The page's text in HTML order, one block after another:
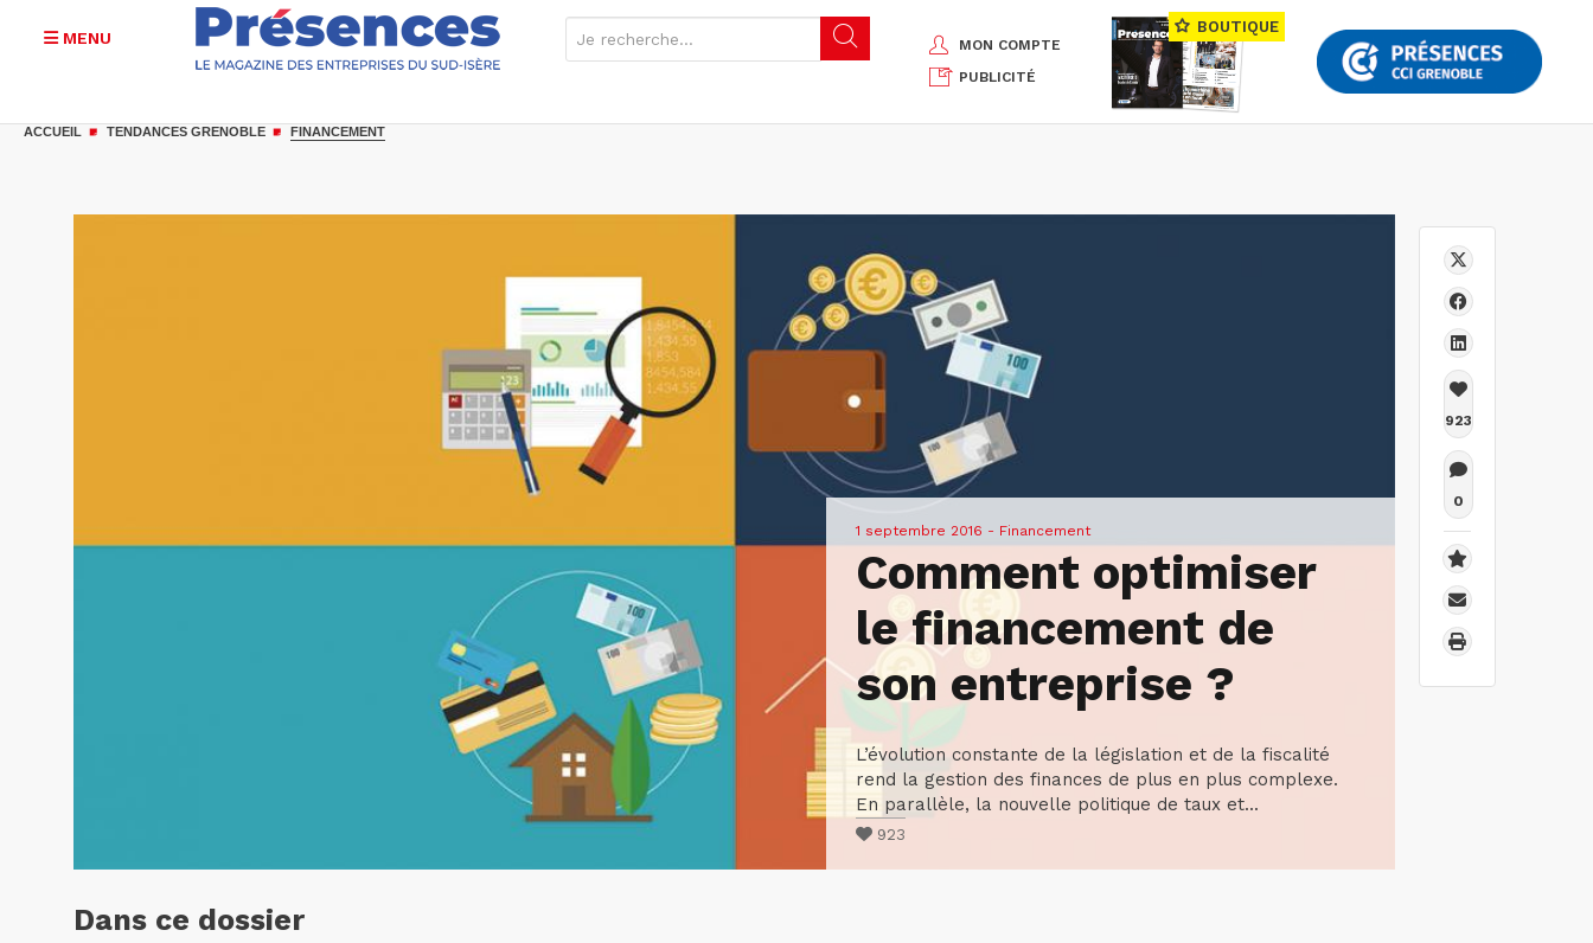
MENU
MON COMPTE
PUBLICITÉ
BOUTIQUE
ACCUEIL TENDANCES GRENOBLE FINANCEMENT
1 septembre 2016 - Financement
Comment optimiser
le financement de
son entreprise ?
L’évolution constante de la législation et de la fiscalité
rend la gestion des finances de plus en plus complexe.
En parallèle, la nouvelle politique de taux et...
923
Dans ce dossier
923
0